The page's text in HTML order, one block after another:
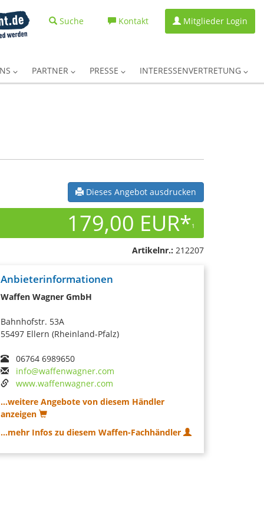
Suche Kontakt Mitglieder Login
PARTNER PRESSE INTERESSENVERTRETUNG
Dieses Angebot ausdrucken
179,00 EUR*1
Artikelnr.: 212207
Anbieterinformationen
Waffen Wagner GmbH
Bahnhofstr. 53A
55497 Ellern (Rheinland-Pfalz)
06764 6989650
info@waffenwagner.com
www.waffenwagner.com
...weitere Angebote von diesem Händler
anzeigen
...mehr Infos zu diesem Waffen-Fachhändler